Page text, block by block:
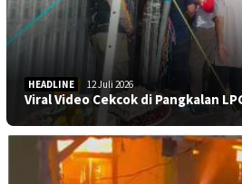
HEADLINE 12 Juli 2026
Viral Video Cekcok di Pangkalan